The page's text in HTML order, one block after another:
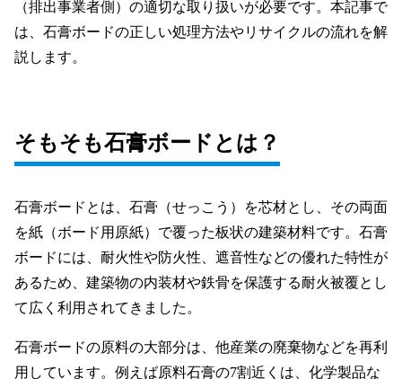
（排出事業者側）の適切な取り扱いが必要です。本記事で
は、石膏ボードの正しい処理方法やリサイクルの流れを解
説します。
そもそも石膏ボードとは？
石膏ボードとは、石膏（せっこう）を芯材とし、その両面
を紙（ボード用原紙）で覆った板状の建築材料です。石膏
ボードには、耐火性や防火性、遮音性などの優れた特性が
あるため、建築物の内装材や鉄骨を保護する耐火被覆とし
て広く利用されてきました。
石膏ボードの原料の大部分は、他産業の廃棄物などを再利
用しています。例えば原料石膏の7割近くは、化学製品な